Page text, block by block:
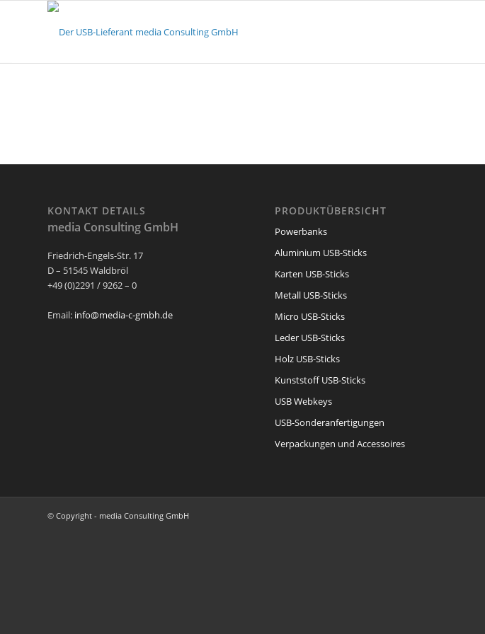
KONTAKT DETAILS
media Consulting GmbH
Friedrich-Engels-Str. 17
D – 51545 Waldbröl
+49 (0)2291 / 9262 – 0
Email: info@media-c-gmbh.de
PRODUKTÜBERSICHT
Powerbanks
Aluminium USB-Sticks
Karten USB-Sticks
Metall USB-Sticks
Micro USB-Sticks
Leder USB-Sticks
Holz USB-Sticks
Kunststoff USB-Sticks
USB Webkeys
USB-Sonderanfertigungen
Verpackungen und Accessoires
© Copyright - media Consulting GmbH